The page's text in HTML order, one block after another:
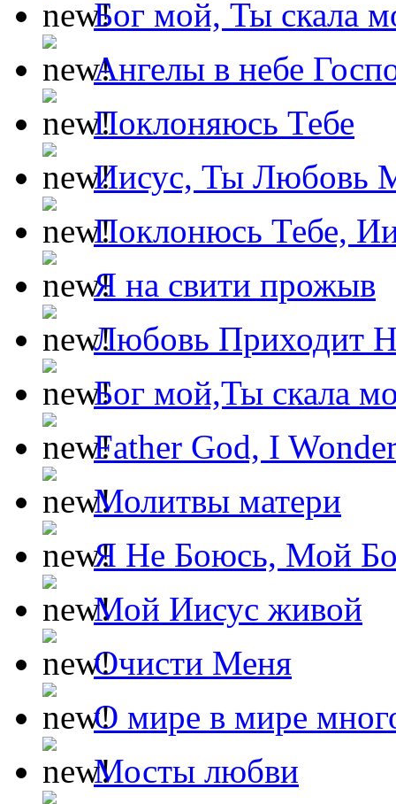
Бог мой, Ты скала
Ангелы в небе
Поклоняюсь Тебе
Иисус, Ты Любовь
Поклонюсь Тебе,
Я на свити прожыв
Любовь Приходит
Бог мой,Ты скала
Father God, I
Молитвы матери
Я Не Боюсь, Мой
Мой Иисус живой
Очисти Меня
О мире в мире
Мосты любви